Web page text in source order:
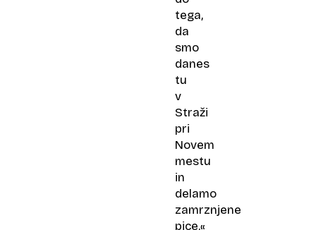
tega,
da
smo
danes
tu
v
Straži
pri
Novem
mestu
in
delamo
zamrznjene
pice,«